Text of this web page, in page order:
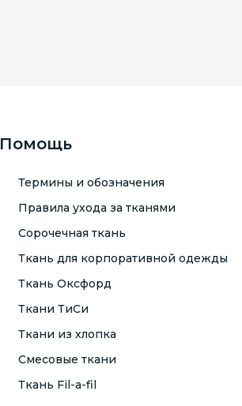
Помощь
Термины и обозначения
Правила ухода за тканями
Сорочечная ткань
Ткань для корпоративной одежды
Ткань Оксфорд
Ткани ТиСи
Ткани из хлопка
Смесовые ткани
Ткань Fil-a-fil